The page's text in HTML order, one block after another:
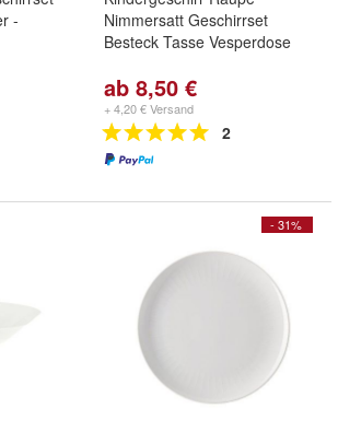
-
Nimmersatt Geschirrset
Besteck Tasse Vesperdose
ab 8,50 €
+ 4,20 € Versand
2
- 31%